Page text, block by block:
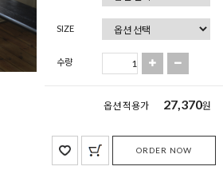
SIZE
수량
옵션 적용가 27,370원
ORDER NOW